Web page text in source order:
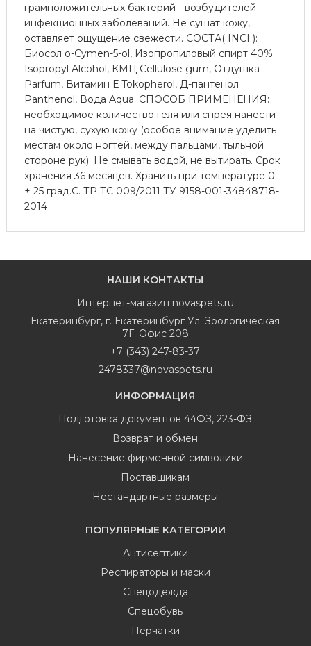
грамположительных бактерий - возбудителей
инфекционных заболеваний. Не сушат кожу,
оставляет ощущение свежести. СОСТА( INCI ):
Биосол о-Сymen-5-ol, Изопропиловый спирт 40%
Isopropyl Аlcohol, КМЦ Cellulose gum, Отдушка
Parfum, Витамин Е Tokopherol, Д-пантенол
Panthenol, Вода Aqua. СПОСОБ ПРИМЕНЕНИЯ:
необходимое количество геля или спрея нанести
на чистую, сухую кожу (особое внимание уделить
местам около ногтей, между пальцами, тыльной
стороне рук). Не смывать водой, не вытирать. Срок
хранения 36 месяцев. Хранить при температуре 0 -
+ 25 град.С. ТР ТС 009/2011 ТУ 9158-001-34848718-
2014
НАШИ КОНТАКТЫ
Интернет-магазин novaspets.ru
Екатеринбург, г. Екатеринбург Ул. Зоологическая
7Г. Офис 208
+7 (343) 247-83-37
2478337@novaspets.ru
ИНФОРМАЦИЯ
Подготовка документов 44ФЗ, 223-ФЗ
Возврат и обмен
Нанесение фирменной символики
Поставщикам
Нестандартные размеры
ПОПУЛЯРНЫЕ КАТЕГОРИИ
Антисептики
Респираторы и маски
Спецодежда
Спецобувь
Перчатки